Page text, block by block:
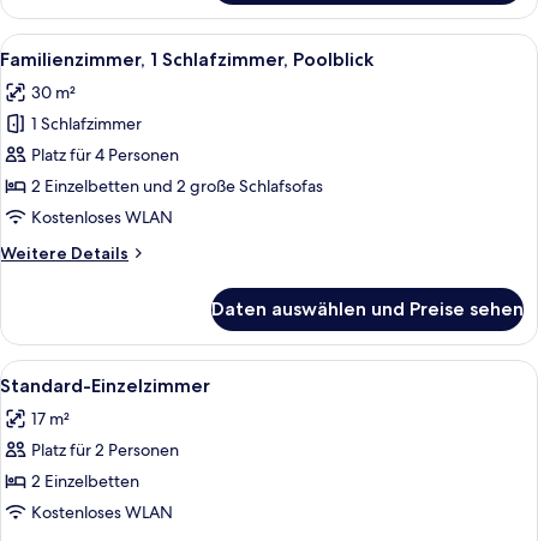
1
Schlafzimmer
Alle
Fotos
für
Familienzimmer,
1
Schlafzimmer,
Poolblick
Ein Hotelzimmer mit einem Bett,
5
Familienzimmer, 1 Schlafzimmer, Poolblick
30 m²
1 Schlafzimmer
Platz für 4 Personen
2 Einzelbetten und 2 große Schlafsofas
Kostenloses WLAN
Weitere Details
Weitere
1
Schlafzimmer,
Poolblick
Daten auswählen und Preise sehen
Alle
Fotos
für
Standard-
Einzelzimmer
anzeigen
Ein Hotelzimmer mit Bett,
4
Standard-Einzelzimmer
17 m²
Platz für 2 Personen
2 Einzelbetten
Kostenloses WLAN